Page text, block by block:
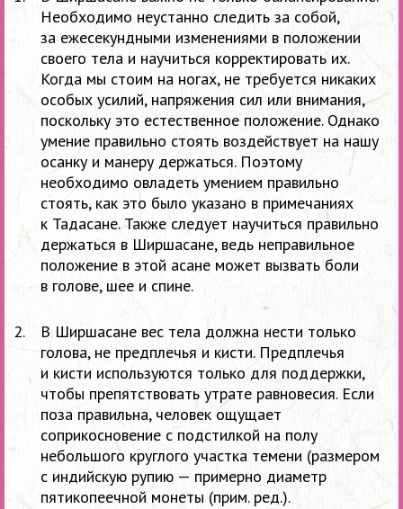
Необходимо неустанно следить за собой,
за ежесекундными изменениями в положении
своего тела и научиться корректировать их.
Когда мы стоим на ногах, не требуется никаких
особых усилий, напряжения сил или внимания,
поскольку это естественное положение. Однако
умение правильно стоять воздействует на нашу
осанку и манеру держаться. Поэтому
необходимо овладеть умением правильно
стоять, как это было указано в примечаниях
к Тадасане. Также следует научиться правильно
держаться в Ширшасане, ведь неправильное
положение в этой асане может вызвать боли
в голове, шее и спине.
В Ширшасане вес тела должна нести только
голова, не предплечья и кисти. Предплечья
и кисти используются только для поддержки,
чтобы препятствовать утрате равновесия. Если
поза правильна, человек ощущает
соприкосновение с подстилкой на полу
небольшого круглого участка темени (размером
с индийскую рупию — примерно диаметр
пятикопеечной монеты (прим. ред.).